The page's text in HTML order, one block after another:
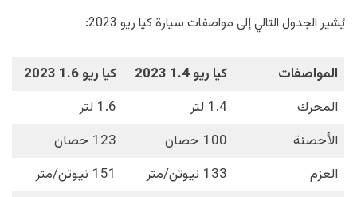
يُشير الجدول التالي إلى مواصفات سيارة كيا ريو 2023:
المواصفات كيا ريو 1.4 2023
كيا ريو 1.6 2023
المحرك
1.4 لتر
1.6 لتر
الأحصنة
100 حصان
123 حصان
العزم
133 نيوتن/متر 151 نيوتن/متر